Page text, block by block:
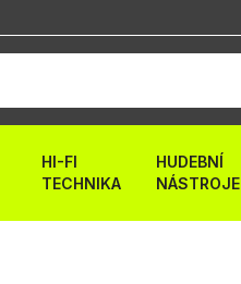
HI-FI
TECHNIKA
HUDEBNÍ
NÁSTROJE